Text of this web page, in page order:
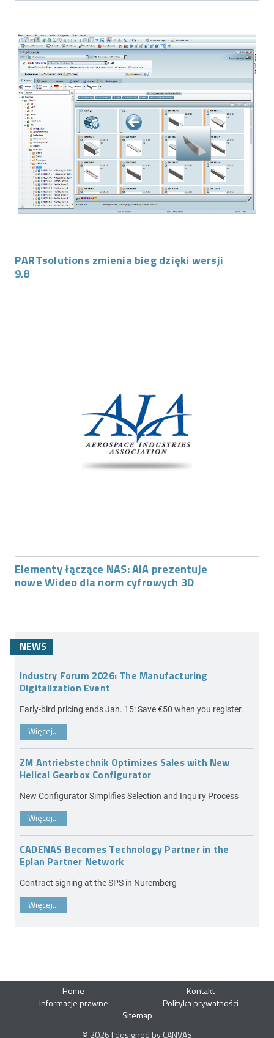
PARTsolutions zmienia bieg dzięki wersji
9.8
Elementy łączące NAS: AIA prezentuje
nowe Wideo dla norm cyfrowych 3D
NEWS
Industry Forum 2026: The Manufacturing
Digitalization Event
Early-bird pricing ends Jan. 15: Save €50 when you register.
Więcej...
ZM Antriebstechnik Optimizes Sales with New
Helical Gearbox Configurator
New Configurator Simplifies Selection and Inquiry Process
Więcej...
CADENAS Becomes Technology Partner in the
Eplan Partner Network
Contract signing at the SPS in Nuremberg
Więcej...
Home
Kontakt
Informacje prawne
Polityka prywatności
Sitemap
© 2026 | designed by CANVAS